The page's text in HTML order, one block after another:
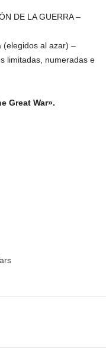
DE LA GUERRA –
(elegidos al azar) –
limitadas , numeradas e
Great War».